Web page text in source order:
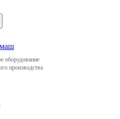
оборудование
производства